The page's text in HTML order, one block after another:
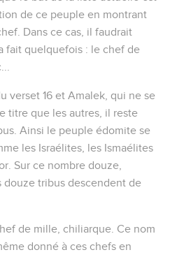
de ce peuple en montrant
Dans ce cas, il faudrait
fait quelquefois : le chef de
verset 16 et Amalek, qui ne se
titre que les autres, il reste
Ainsi le peuple édomite se
les Israélites, les Ismaélites
Sur ce nombre douze,
douze tribus descendent de
de mille, chiliarque . Ce nom
donné à ces chefs en